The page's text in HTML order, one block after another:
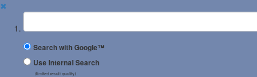
✖
Suchbegriff
Search with Google™
Use Internal Search
(limited result quality)